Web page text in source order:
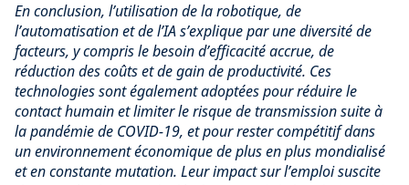
En conclusion, l’utilisation de la robotique, de
l’automatisation et de l’IA s’explique par une diversité de
facteurs, y compris le besoin d’efficacité accrue, de
réduction des coûts et de gain de productivité. Ces
technologies sont également adoptées pour réduire le
contact humain et limiter le risque de transmission suite à
la pandémie de COVID-19, et pour rester compétitif dans
un environnement économique de plus en plus mondialisé
et en constante mutation. Leur impact sur l’emploi suscite